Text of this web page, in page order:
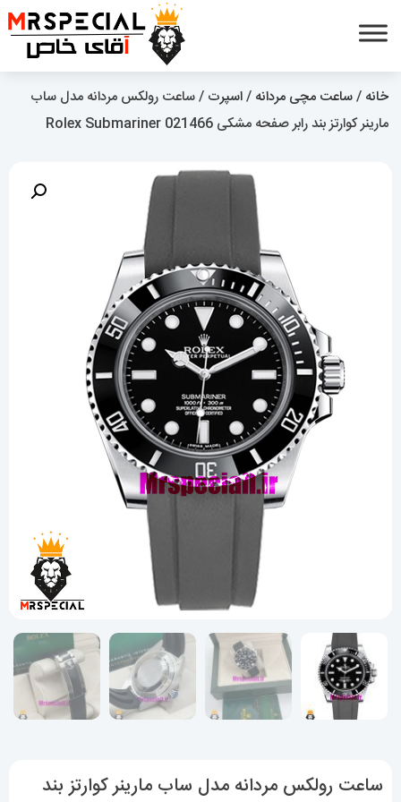
خانه /ساعت مچی مردانه /اسپرت / ساعت رولکس مردانه مدل ساب
مارینر کوارتز بند رابر صفحه مشکی 021466 Rolex Submariner
ساعت رولکس مردانه مدل ساب مارینر کوارتز بند